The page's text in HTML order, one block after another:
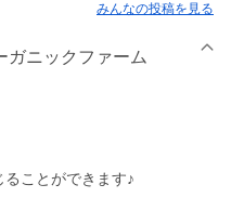
みんなの投稿を見る
ガニックファーム
ことができます♪